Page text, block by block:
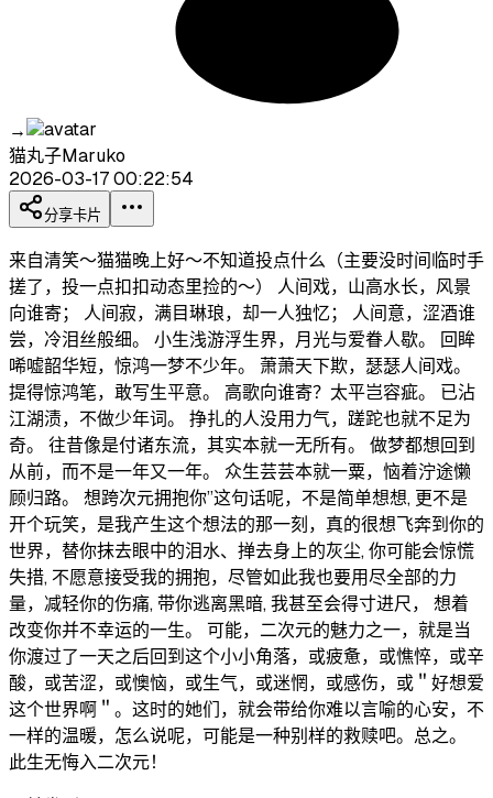
→
猫丸子Maruko
2026-03-17 00:22:54
分享卡片
来自清笑～猫猫晚上好～不知道投点什么（主要没时间临时手
搓了，投一点扣扣动态里捡的～） 人间戏，山高水长，风景
向谁寄； 人间寂，满目琳琅，却一人独忆； 人间意，涩酒谁
尝，冷泪丝般细。 小生浅游浮生界，月光与爱眷人歇。 回眸
唏嘘韶华短，惊鸿一梦不少年。 萧萧天下欺，瑟瑟人间戏。
提得惊鸿笔，敢写生平意。 高歌向谁寄？太平岂容疵。 已沾
江湖渍，不做少年词。 挣扎的人没用力气，蹉跎也就不足为
奇。 往昔像是付诸东流，其实本就一无所有。 做梦都想回到
从前，而不是一年又一年。 众生芸芸本就一粟，恼着泞途懒
顾归路。 想跨次元拥抱你”这句话呢，不是简单想想, 更不是
开个玩笑，是我产生这个想法的那一刻，真的很想飞奔到你的
世界，替你抹去眼中的泪水、掸去身上的灰尘, 你可能会惊慌
失措, 不愿意接受我的拥抱，尽管如此我也要用尽全部的力
量，减轻你的伤痛, 带你逃离黑暗, 我甚至会得寸进尺， 想着
改变你并不幸运的一生。 可能，二次元的魅力之一，就是当
你渡过了一天之后回到这个小小角落，或疲惫，或憔悴，或辛
酸，或苦涩，或懊恼，或生气，或迷惘，或感伤，或＂好想爱
这个世界啊＂。这时的她们，就会带给你难以言喻的心安，不
一样的温暖，怎么说呢，可能是一种别样的救赎吧。总之。
此生无悔入二次元！